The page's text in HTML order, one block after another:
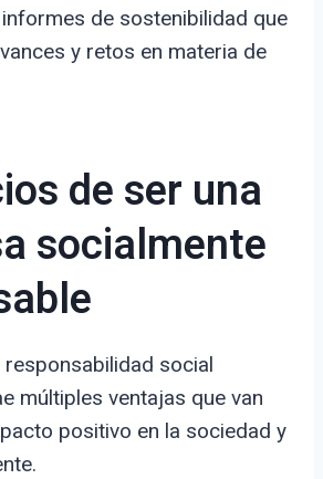
de sostenibilidad que
y retos en materia de
de ser una
socialmente
responsabilidad social
múltiples ventajas que van
positivo en la sociedad y